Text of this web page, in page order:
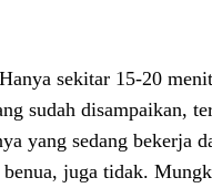
sekitar 15-20
sudah disampaikan,
yang sedang bekerja
juga tidak.